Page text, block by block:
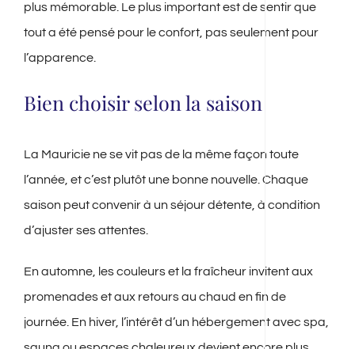
plus mémorable. Le plus important est de sentir que
tout a été pensé pour le confort, pas seulement pour
l’apparence.
Bien choisir selon la saison
La Mauricie ne se vit pas de la même façon toute
l’année, et c’est plutôt une bonne nouvelle. Chaque
saison peut convenir à un séjour détente, à condition
d’ajuster ses attentes.
En automne, les couleurs et la fraîcheur invitent aux
promenades et aux retours au chaud en fin de
journée. En hiver, l’intérêt d’un hébergement avec spa,